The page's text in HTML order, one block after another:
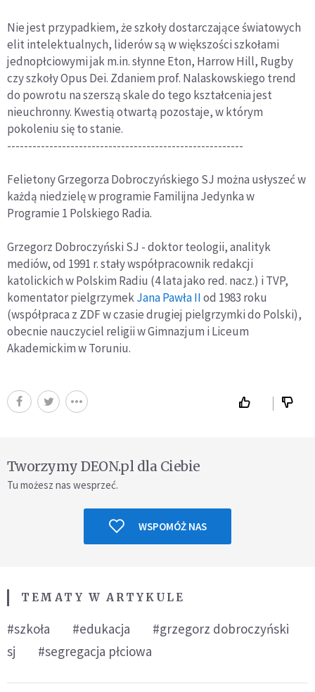
Nie jest przypadkiem, że szkoły dostarczające światowych
elit intelektualnych, liderów są w większości szkołami
jednopłciowymi jak m.in. słynne Eton, Harrow Hill, Rugby
czy szkoły Opus Dei. Zdaniem prof. Nalaskowskiego trend
do powrotu na szerszą skale do tego kształcenia jest
nieuchronny. Kwestią otwartą pozostaje, w którym
pokoleniu się to stanie.
--------------------------------------------------------
Felietony Grzegorza Dobroczyńskiego SJ można usłyszeć w
każdą niedzielę w programie Familijna Jedynka w
Programie 1 Polskiego Radia.
Grzegorz Dobroczyński SJ - doktor teologii, analityk
mediów, od 1991 r. stały współpracownik redakcji
katolickich w Polskim Radiu (4 lata jako red. nacz.) i TVP,
komentator pielgrzymekJana Pawła IIod 1983 roku
(współpraca z ZDF w czasie drugiej pielgrzymki do Polski),
obecnie nauczyciel religii w Gimnazjum i Liceum
Akademickim w Toruniu.
Tworzymy DEON.pl dla Ciebie
Tu możesz nas wesprzeć.
WSPOMÓŻ NAS
TEMATY W ARTYKULE
#szkoła #edukacja
#grzegorz dobroczyński
sj
#segregacja płciowa